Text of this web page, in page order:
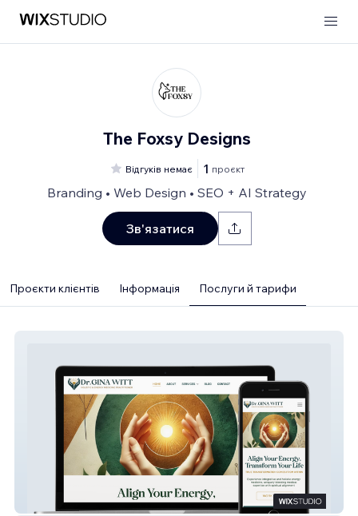
The Foxsy Designs
Відгуків немає 1 проєкт
Branding • Web Design • SEO + AI Strategy
Зв'язатися
Проєкти клієнтів Інформація Послуги й тарифи
Dr. Gina Witt | ITA Energy Medicine